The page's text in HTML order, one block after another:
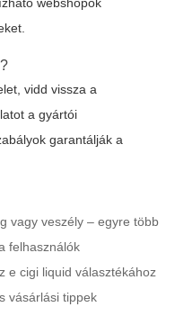
webshopok
vidd vissza a
a gyártói
garantálják a
vagy veszély – egyre több
felhasználók
e cigi liquid választékához
vásárlási tippek